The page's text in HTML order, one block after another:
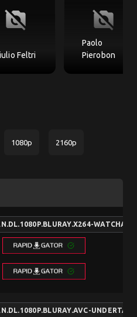
no_photography
Feltri
no_photography
Paolo
Pierobon
1080p 2160p